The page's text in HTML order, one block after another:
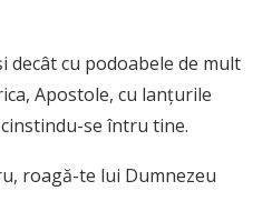
decât cu podoabele de mult
Apostole, cu lanţurile
se întru tine.
roagă-te lui Dumnezeu